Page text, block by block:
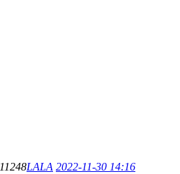
11248LALA 2022-11-30 14:16